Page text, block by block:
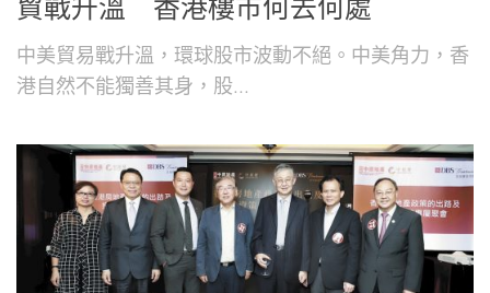
貿戰升溫 香港樓市何去何處
中美貿易戰升溫，環球股市波動不絕。中美角力，香
港自然不能獨善其身，股...